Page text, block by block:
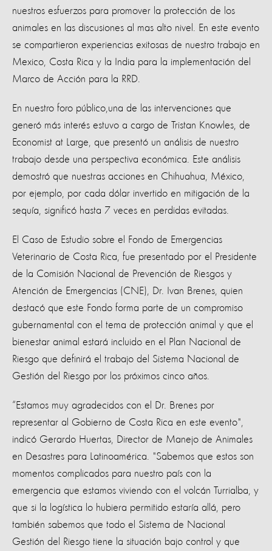
nuestros esfuerzos para promover la protección de los
animales en las discusiones al mas alto nivel. En este evento
se compartieron experiencias exitosas de nuestro trabajo en
Mexico, Costa Rica y la India para la implementación del
Marco de Acción para la RRD.
En nuestro foro público,una de las intervenciones que
generó más interés estuvo a cargo de Tristan Knowles, de
Economist at Large, que presentó un análisis de nuestro
trabajo desde una perspectiva económica. Este análisis
demostró que nuestras acciones en Chihuahua, México,
por ejemplo, por cada dólar invertido en mitigación de la
sequía, significó hasta 7 veces en perdidas evitadas.
El Caso de Estudio sobre el Fondo de Emergencias
Veterinario de Costa Rica, fue presentado por el Presidente
de la Comisión Nacional de Prevención de Riesgos y
Atención de Emergencias (CNE), Dr. Ivan Brenes, quien
destacó que este Fondo forma parte de un compromiso
gubernamental con el tema de protección animal y que el
bienestar animal estará incluido en el Plan Nacional de
Riesgo que definirá el trabajo del Sistema Nacional de
Gestión del Riesgo por los próximos cinco años.
“Estamos muy agradecidos con el Dr. Brenes por
representar al Gobierno de Costa Rica en este evento",
indicó Gerardo Huertas, Director de Manejo de Animales
en Desastres para Latinoamérica. "Sabemos que estos son
momentos complicados para nuestro país con la
emergencia que estamos viviendo con el volcán Turrialba, y
que si la logística lo hubiera permitido estaría allá, pero
también sabemos que todo el Sistema de Nacional
Gestión del Riesgo tiene la situación bajo control y que